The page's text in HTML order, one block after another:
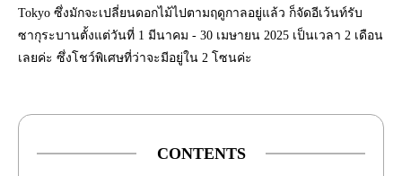
Tokyo ซึ่งมักจะเปลี่ยนดอกไม้ไปตามฤดูกาลอยู่แล้ว ก็จัดอีเว้นท์รับ
ซากุระบานตั้งแต่วันที่ 1 มีนาคม - 30 เมษายน 2025 เป็นเวลา 2 เดือน
เลยค่ะ ซึ่งโชว์พิเศษที่ว่าจะมีอยู่ใน 2 โซนค่ะ
CONTENTS